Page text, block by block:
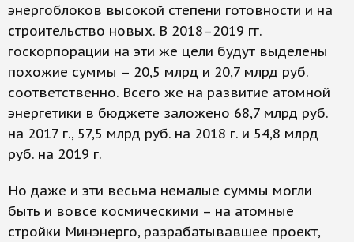
энергоблоков высокой степени готовности и на
строительство новых. В 2018–2019 гг.
госкорпорации на эти же цели будут выделены
похожие суммы – 20,5 млрд и 20,7 млрд руб.
соответственно. Всего же на развитие атомной
энергетики в бюджете заложено 68,7 млрд руб.
на 2017 г., 57,5 млрд руб. на 2018 г. и 54,8 млрд
руб. на 2019 г.
Но даже и эти весьма немалые суммы могли
быть и вовсе космическими – на атомные
стройки Минэнерго, разрабатывавшее проект,